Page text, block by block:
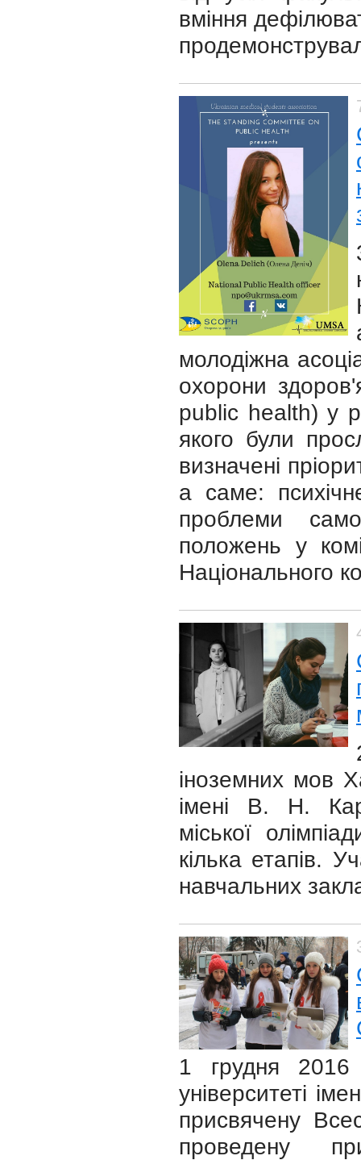
вміння
молодіжна
охорони
public health) у
якого були
визначені
а саме:
проблеми
положень у
Національного
іноземних мов
імені В. Н.
міської
кілька етапів.
навчальних
1 грудня 2016
університеті
присвячену
проведену